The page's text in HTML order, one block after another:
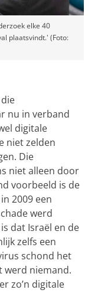
elke 40
plaatsvindt.' (Foto:
nu in verband
digitale
niet zelden
Die
niet alleen door
voorbeeld is de
2009 een
werd
dat Israël en de
zelfs een
schond het
werd niemand.
zo’n digitale